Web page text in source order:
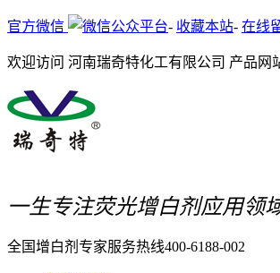
官方微信 - 收藏本站- 在线
欢迎访问 河南瑞奇特化工有限公司 产品网
一生专注荧光增白剂应用领
全国增白剂专家服务热线400-6188-002